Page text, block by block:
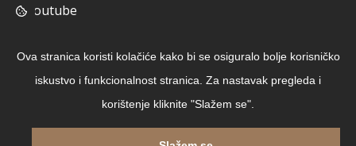
Youtube
Ova stranica koristi kolačiće kako bi se osiguralo bolje korisničko
iskustvo i funkcionalnost stranica. Za nastavak pregleda i
korištenje kliknite "Slažem se".